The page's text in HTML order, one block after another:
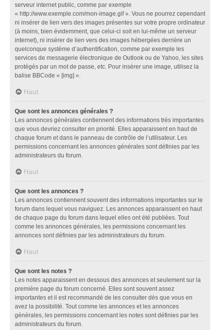
serveur internet public, comme par exemple
« http://www.exemple.com/mon-image.gif ». Vous ne pourrez cependant
ni insérer de lien vers des images présentes sur votre propre ordinateur
(à moins, bien évidemment, que celui-ci soit en lui-même un serveur
internet), ni insérer de lien vers des images hébergées derrière un
quelconque système d’authentification, comme par exemple les
services de messagerie électronique de Outlook ou de Yahoo, les sites
protégés par un mot de passe, etc. Pour insérer une image, utilisez la
balise BBCode « [img] ».
Haut
Que sont les annonces générales ?
Les annonces générales contiennent des informations très importantes
que vous devriez consulter en priorité. Elles apparaissent en haut de
chaque forum et dans le panneau de contrôle de l’utilisateur. Les
permissions concernant les annonces générales sont définies par les
administrateurs du forum.
Haut
Que sont les annonces ?
Les annonces contiennent souvent des informations importantes sur le
forum dans lequel vous naviguez. Les annonces apparaissent en haut
de chaque page du forum dans lequel elles ont été publiées. Tout
comme les annonces générales, les permissions concernant les
annonces sont définies par les administrateurs du forum.
Haut
Que sont les notes ?
Les notes apparaissent en dessous des annonces et seulement sur la
première page du forum concerné. Elles sont souvent assez
importantes et il est recommandé de les consulter dès que vous en
avez la possibilité. Tout comme les annonces et les annonces
générales, les permissions concernant les notes sont définies par les
administrateurs du forum.